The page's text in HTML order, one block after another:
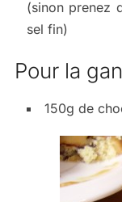
(sinon prenez
sel fin)
Pour la
150g de